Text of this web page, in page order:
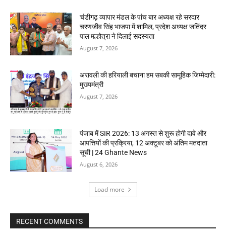
चंडीगढ़ व्यापार मंडल के पांच बार अध्यक्ष रहे सरदार
चरणजीव सिंह भाजपा में शामिल, प्रदेश अध्यक्ष जतिंदर
पाल मल्होत्रा ने दिलाई सदस्यता
August 7, 2026
अरावली की हरियाली बचाना हम सबकी सामूहिक जिम्मेदारी:
मुख्यमंत्री
August 7, 2026
पंजाब में SIR 2026: 13 अगस्त से शुरू होगी दावे और
आपत्तियों की प्रक्रिया, 12 अक्टूबर को अंतिम मतदाता
सूची | 24 Ghante News
August 6, 2026
Load more
RECENT COMMENTS